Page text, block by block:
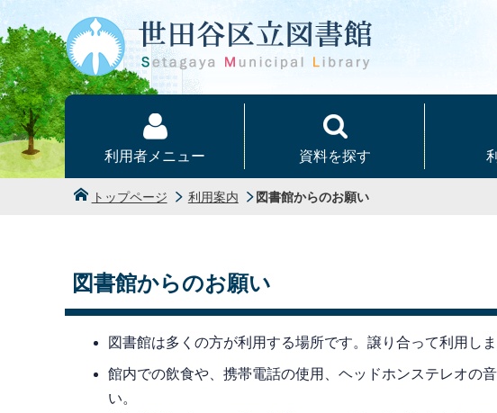
本文へ
利用者メニュー 資料を探す
トップページ 利用案内 図書館からのお願い
図書館からのお願い
図書館は多くの方が利用する場所です。譲り合って利用しま
館内での飲食や、携帯電話の使用、ヘッドホンステレオの
い。